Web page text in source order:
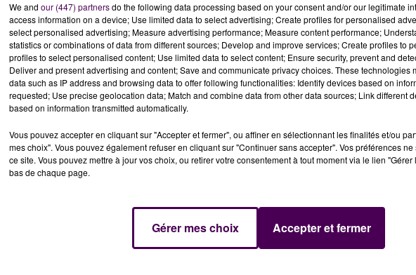
lundi 25 novembre, sur l'A13, à hauteur de La Chapelle-Réanville.
dont une jeune femme de 19 ans, plus sérieusement touchée.
ce lundi 25 novembre, quelques minutes après un accident, survenu sur
le sens Paris - Rouen, a quitté la chaussée, au niveau de La Chapelle-
à l'intérieur, dont
été blessées :
. L'intervention, qui a mobilisé une quinzaine de pompiers, s'est
We and our (447) partnersdo the following data processing based on your consent and/or our legitimate
access information on a device; Use limited data to select advertising; Create profiles for personalised
select personalised advertising; Measure advertising performance; Measure content performance;
statistics or combinations of data from different sources; Develop and improve services; Create profiles to
profiles to select personalised content; Use limited data to select content; Ensure security, prevent and
Deliver and present advertising and content; Save and communicate privacy choices. These technologies
data such as IP address and browsing data to offer following functionalities: Identify devices based on
requested; Use precise geolocation data; Match and combine data from other data sources; Link different
based on information transmitted automatically.
Vous pouvez accepter en cliquant sur "Accepter et fermer", ou affiner en sélectionnant les finalités et/ou
mes choix". Vous pouvez également refuser en cliquant sur "Continuer sans accepter". Vos préférences
ce site. Vous pouvez mettre à jour vos choix, ou retirer votre consentement à tout moment via le lien
bas de chaque page.
Gérer mes choix Accepter et fermer